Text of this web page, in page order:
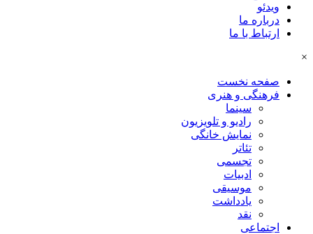
ویدئو
درباره ما
ارتباط با ما
×
صفحه نخست
فرهنگی و هنری
سینما
رادیو و تلویزیون
نمایش خانگی
تئاتر
تجسمی
ادبیات
موسیقی
یادداشت
نقد
اجتماعی